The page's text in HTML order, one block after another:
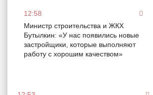
12:58
Министр строительства и ЖКХ
Бутылкин: «У нас появились новые
застройщики, которые выполняют
работу с хорошим качеством»